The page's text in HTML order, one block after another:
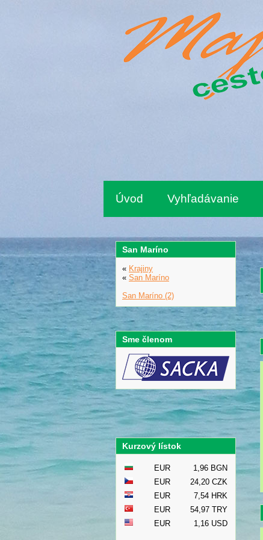
Úvod Vyhľadávanie
San Maríno
« Krajiny
« San Maríno
San Maríno (2)
Sme členom
Kurzový lístok
EUR
1,96 BGN
EUR
24,20 CZK
EUR
7,54 HRK
EUR
54,97 TRY
EUR
1,16 USD